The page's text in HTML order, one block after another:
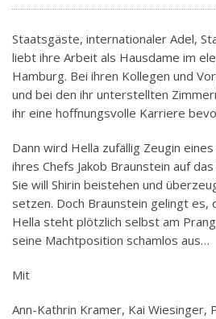
Staatsgäste, internationaler Adel,
liebt ihre Arbeit als Hausdame im
Hamburg. Bei ihren Kollegen und
und bei den ihr unterstellten
ihr eine hoffnungsvolle Karriere
Dann wird Hella zufällig Zeugin
ihres Chefs Jakob Braunstein auf
Sie will Shirin beistehen und
setzen. Doch Braunstein gelingt es,
Hella steht plötzlich selbst am
seine Machtposition schamlos aus…
Mit
Ann-Kathrin Kramer, Kai Wiesinger,